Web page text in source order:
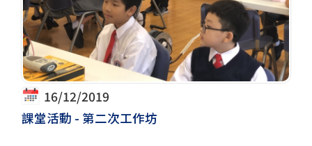
16/12/2019
課堂活動 - 第二次工作坊